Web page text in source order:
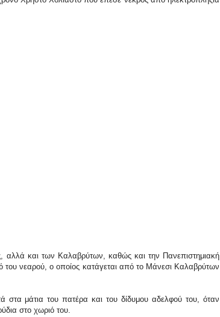
αλλά και των Καλαβρύτων, καθώς και την Πανεπιστημιακή
του νεαρού, ο οποίος κατάγεται από το Μάνεσι Καλαβρύτων
στα μάτια του πατέρα και του δίδυμου αδελφού του, όταν
στο χωριό του.